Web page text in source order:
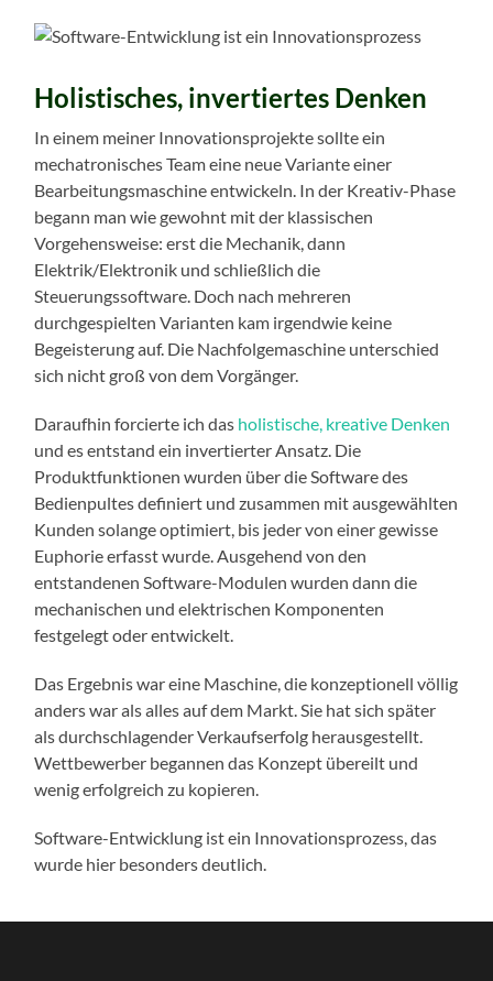
Holistisches, invertiertes Denken
In einem meiner Innovationsprojekte sollte ein
mechatronisches Team eine neue Variante einer
Bearbeitungsmaschine entwickeln. In der Kreativ-Phase
begann man wie gewohnt mit der klassischen
Vorgehensweise: erst die Mechanik, dann
Elektrik/Elektronik und schließlich die
Steuerungssoftware. Doch nach mehreren
durchgespielten Varianten kam irgendwie keine
Begeisterung auf. Die Nachfolgemaschine unterschied
sich nicht groß von dem Vorgänger.
Daraufhin forcierte ich das holistische, kreative Denken
und es entstand ein invertierter Ansatz. Die
Produktfunktionen wurden über die Software des
Bedienpultes definiert und zusammen mit ausgewählten
Kunden solange optimiert, bis jeder von einer gewisse
Euphorie erfasst wurde. Ausgehend von den
entstandenen Software-Modulen wurden dann die
mechanischen und elektrischen Komponenten
festgelegt oder entwickelt.
Das Ergebnis war eine Maschine, die konzeptionell völlig
anders war als alles auf dem Markt. Sie hat sich später
als durchschlagender Verkaufserfolg herausgestellt.
Wettbewerber begannen das Konzept übereilt und
wenig erfolgreich zu kopieren.
Software-Entwicklung ist ein Innovationsprozess, das
wurde hier besonders deutlich.